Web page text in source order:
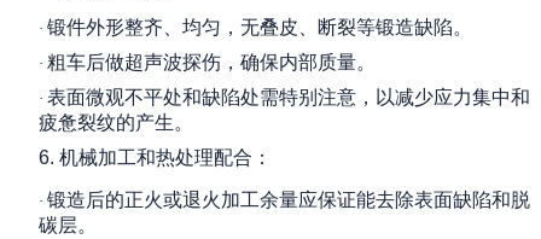
· 锻件外形整齐、均匀，无叠皮、断裂等锻造缺陷。
· 粗车后做超声波探伤，确保内部质量。
· 表面微观不平处和缺陷处需特别注意，以减少应力集中和
疲惫裂纹的产生。
6. 机械加工和热处理配合：
· 锻造后的正火或退火加工余量应保证能去除表面缺陷和脱
碳层。